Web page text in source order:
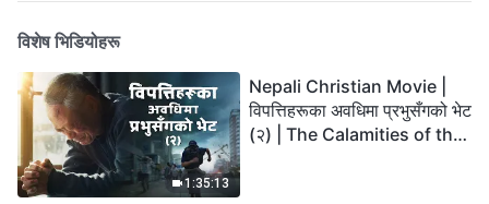
विशेष भिडियोहरू
1:35:13
Nepali Christian Movie |
विपत्तिहरूका अवधिमा प्रभुसँगको भेट
(२) | The Calamities of the